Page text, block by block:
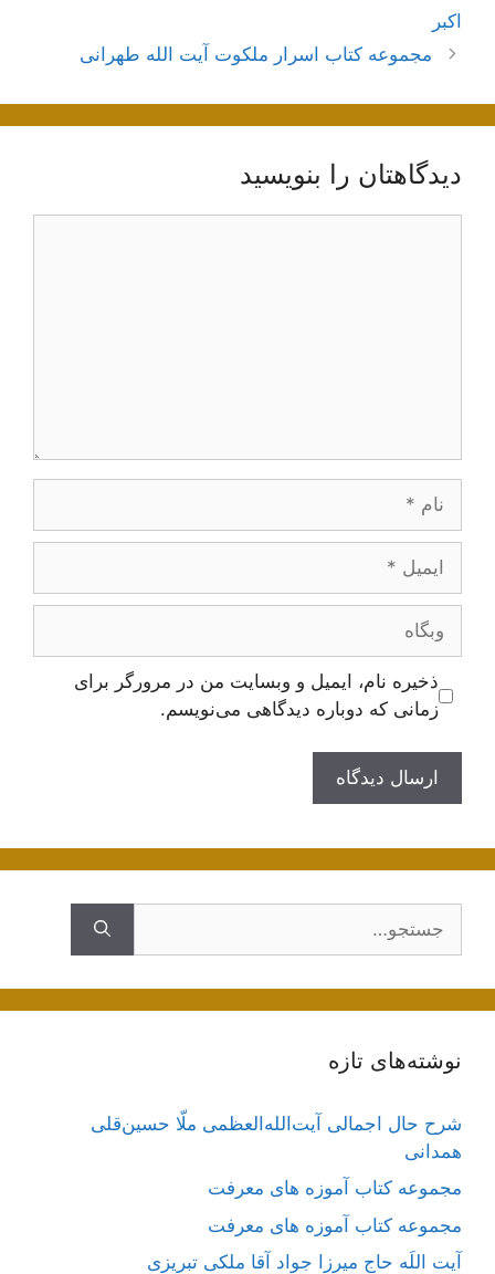
اكبر
مجموعه کتاب اسرار ملکوت آیت الله طهرانی
دیدگاهتان را بنویسید
ایمیل
وبگاه
ذخیره نام، ایمیل و وبسایت من در مرورگر برای
زمانی که دوباره دیدگاهی می‌نویسم.
نوشته‌های تازه
شرح حال اجمالی آیت‌الله‌العظمی ملّا حسین‌قلی
همدانی
مجموعه کتاب آموزه های معرفت
مجموعه کتاب آموزه های معرفت
آیت اللَه حاج میرزا جواد آقا ملکی تبریزی